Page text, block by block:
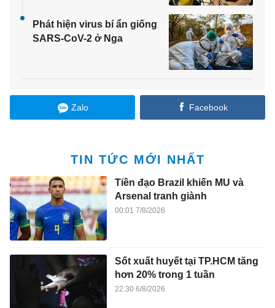
Phát hiện virus bí ẩn giống
SARS-CoV-2 ở Nga
Zalo Facebook
TIN TỨC MỚI NHẤT
Tiền đạo Brazil khiến MU và
Arsenal tranh giành
00:01 7/8/2026
Sốt xuất huyết tại TP.HCM tăng
hơn 20% trong 1 tuần
22:30 6/8/2026